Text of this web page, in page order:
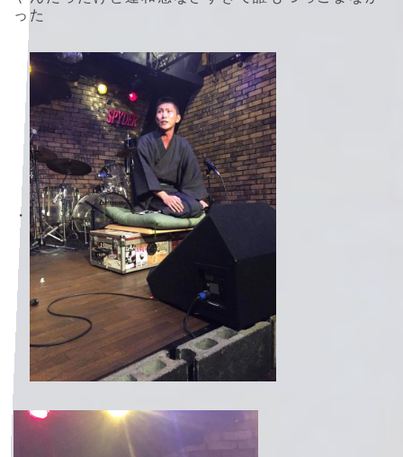
った
・